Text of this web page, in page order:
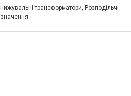
трансформатори Розподільчі